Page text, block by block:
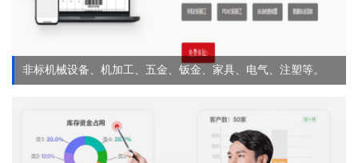
非标机械设备、机加工、五金、钣金、家具、电气、注塑等。